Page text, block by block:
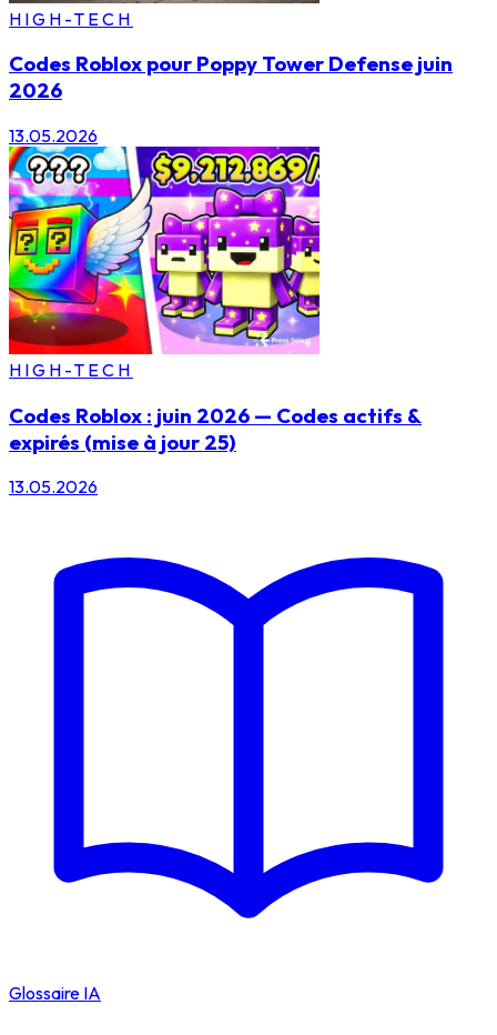
HIGH-TECH
Codes Roblox pour Poppy Tower Defense juin
2026
13.05.2026
HIGH-TECH
Codes Roblox : juin 2026 — Codes actifs &
expirés (mise à jour 25)
13.05.2026
Glossaire IA